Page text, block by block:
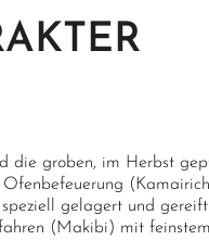
die groben, im Herbst
gelagert und
(Makibi) mit feinstem